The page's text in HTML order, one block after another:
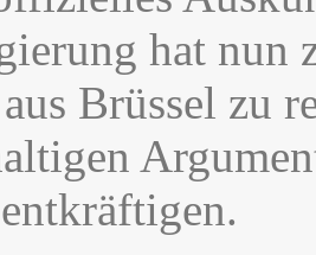
hat
Brüssel zu